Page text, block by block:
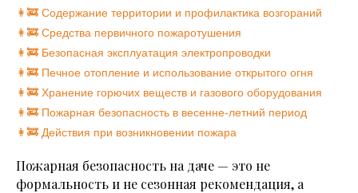
👩‍🚒️ Содержание территории и профилактика возгораний
👩‍🚒️ Средства первичного пожаротушения
👩‍🚒️ Безопасная эксплуатация электропроводки
👩‍🚒️ Печное отопление и использование открытого огня
👩‍🚒️ Хранение горючих веществ и газового оборудования
👩‍🚒️ Пожарная безопасность в весенне-летний период
👩‍🚒️ Действия при возникновении пожара
Пожарная безопасность на даче — это не
формальность и не сезонная рекомендация, а